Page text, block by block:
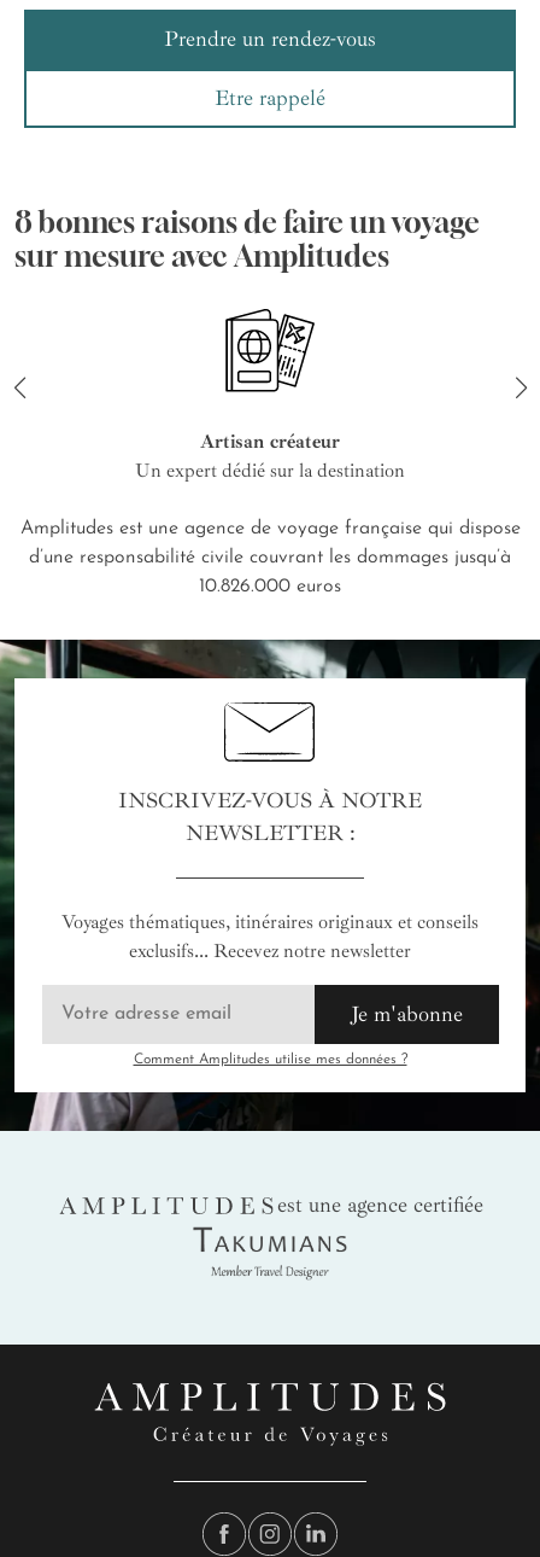
Prendre un rendez-vous
Etre rappelé
8 bonnes raisons de faire un voyage
sur mesure avec Amplitudes
Artisan créateur
Un expert dédié sur la destination
Amplitudes est une agence de voyage française qui dispose
d’une responsabilité civile couvrant les dommages jusqu’à
10.826.000 euros
INSCRIVEZ-VOUS À NOTRE
NEWSLETTER :
Voyages thématiques, itinéraires originaux et conseils
exclusifs... Recevez notre newsletter
Je m'abonne
Comment Amplitudes utilise mes données ?
AMPLITUDES
est une agence certifiée
Takumians